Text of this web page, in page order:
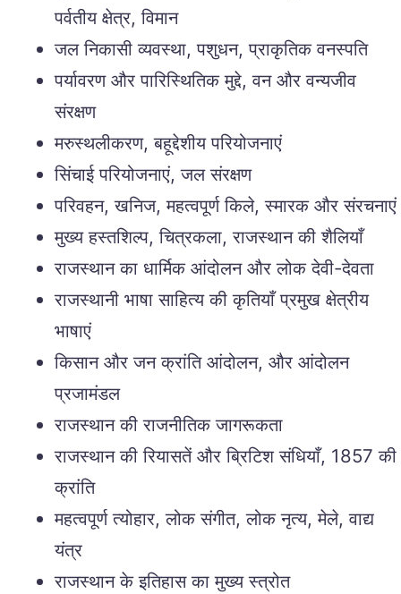
पर्वतीय क्षेत्र, विमान
जल निकासी व्यवस्था, पशुधन, प्राकृतिक वनस्पति
पर्यावरण और पारिस्थितिक मुद्दे, वन और वन्यजीव
संरक्षण
मरुस्थलीकरण, बहूद्देशीय परियोजनाएं
सिंचाई परियोजनाएं, जल संरक्षण
परिवहन, खनिज, महत्वपूर्ण किले, स्मारक और संरचनाएं
मुख्य हस्तशिल्प, चित्रकला, राजस्थान की शैलियाँ
राजस्थान का धार्मिक आंदोलन और लोक देवी-देवता
राजस्थानी भाषा साहित्य की कृतियाँ प्रमुख क्षेत्रीय
भाषाएं
किसान और जन क्रांति आंदोलन, और आंदोलन
प्रजामंडल
राजस्थान की राजनीतिक जागरूकता
राजस्थान की रियासतें और ब्रिटिश संधियाँ, 1857 की
क्रांति
महत्वपूर्ण त्योहार, लोक संगीत, लोक नृत्य, मेले, वाद्य
यंत्र
राजस्थान के इतिहास का मुख्य स्त्रोत